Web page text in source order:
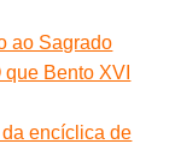
ao Sagrado
Bento XVI
encíclica de